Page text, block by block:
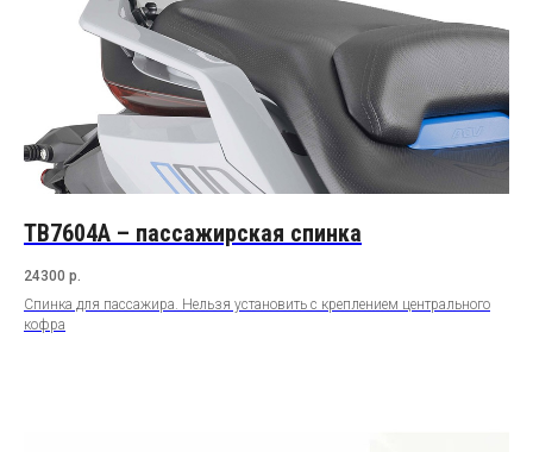
TB7604A – пассажирская спинка
24300 р.
Спинка для пассажира. Нельзя установить с креплением центрального
кофра